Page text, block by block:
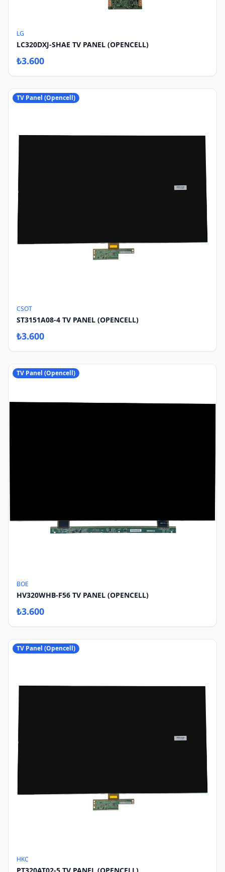
LG
LC320DXJ-SHAE TV PANEL (OPENCELL)
₺3.600
TV Panel (Opencell)
CSOT
ST3151A08-4 TV PANEL (OPENCELL)
₺3.600
TV Panel (Opencell)
BOE
HV320WHB-F56 TV PANEL (OPENCELL)
₺3.600
TV Panel (Opencell)
HKC